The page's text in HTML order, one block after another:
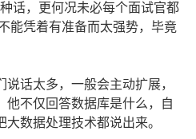
话，更何况未必每个面试官都
能凭着有准备而太强势，毕竟
话太多，一般会主动扩展，
他不仅回答数据库是什么，自
数据处理技术都说出来。